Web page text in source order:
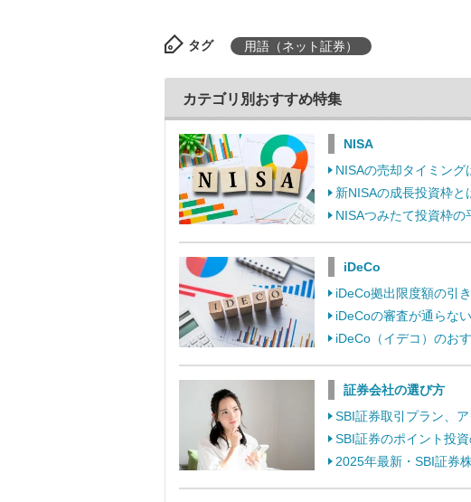
タグ 用語（ネット証券）
カテゴリ別おすすめ特集
NISA
NISAの売却タイミン
新NISAの成長投資枠
NISAつみたて投資枠
iDeCo
iDeCo拠出限度額の引
iDeCoの審査が通らな
iDeCo（イデコ）のお
証券会社の選び方
SBI証券取引プラン、
SBI証券のポイント投
2025年最新・SBI証券